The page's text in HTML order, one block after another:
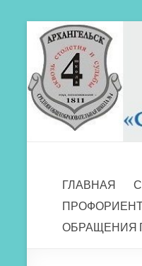
Перейти
содержимому
МБОУ
ГЛАВНАЯ
ОБРАЩЕНИЯ